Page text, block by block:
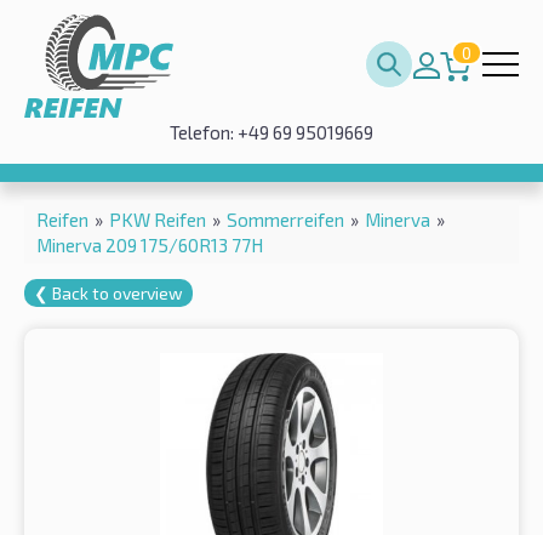
0
Telefon: +49 69 95019669
Reifen » PKW Reifen » Sommerreifen » Minerva »
Minerva 209 175/60R13 77H
❮ Back to overview